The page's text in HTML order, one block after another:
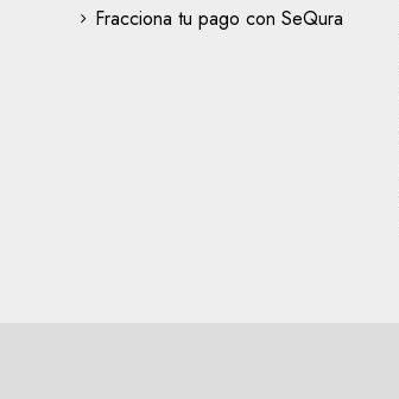
Fracciona tu pago con SeQura